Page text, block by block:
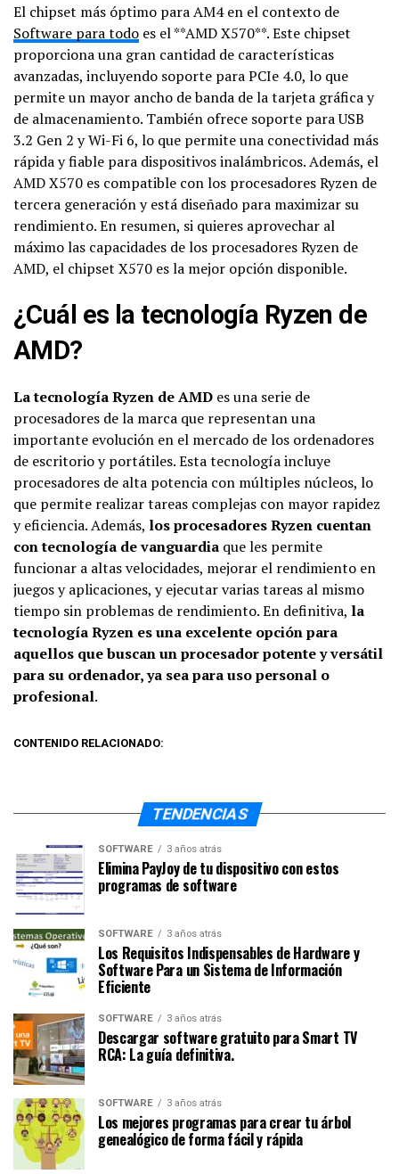
El chipset más óptimo para AM4 en el contexto de
Software para todo es el **AMD X570**. Este chipset
proporciona una gran cantidad de características
avanzadas, incluyendo soporte para PCIe 4.0, lo que
permite un mayor ancho de banda de la tarjeta gráfica y
de almacenamiento. También ofrece soporte para USB
3.2 Gen 2 y Wi-Fi 6, lo que permite una conectividad más
rápida y fiable para dispositivos inalámbricos. Además, el
AMD X570 es compatible con los procesadores Ryzen de
tercera generación y está diseñado para maximizar su
rendimiento. En resumen, si quieres aprovechar al
máximo las capacidades de los procesadores Ryzen de
AMD, el chipset X570 es la mejor opción disponible.
¿Cuál es la tecnología Ryzen de
AMD?
La tecnología Ryzen de AMD es una serie de
procesadores de la marca que representan una
importante evolución en el mercado de los ordenadores
de escritorio y portátiles. Esta tecnología incluye
procesadores de alta potencia con múltiples núcleos, lo
que permite realizar tareas complejas con mayor rapidez
y eficiencia. Además, los procesadores Ryzen cuentan
con tecnología de vanguardia que les permite
funcionar a altas velocidades, mejorar el rendimiento en
juegos y aplicaciones, y ejecutar varias tareas al mismo
tiempo sin problemas de rendimiento. En definitiva, la
tecnología Ryzen es una excelente opción para
aquellos que buscan un procesador potente y versátil
para su ordenador, ya sea para uso personal o
profesional.
CONTENIDO RELACIONADO:
TENDENCIAS
SOFTWARE 3 años atrás
Elimina PayJoy de tu dispositivo con estos
programas de software
SOFTWARE 3 años atrás
Los Requisitos Indispensables de Hardware y
Software Para un Sistema de Información
Eficiente
SOFTWARE 3 años atrás
Descargar software gratuito para Smart TV
RCA: La guía definitiva.
SOFTWARE 3 años atrás
Los mejores programas para crear tu árbol
genealógico de forma fácil y rápida